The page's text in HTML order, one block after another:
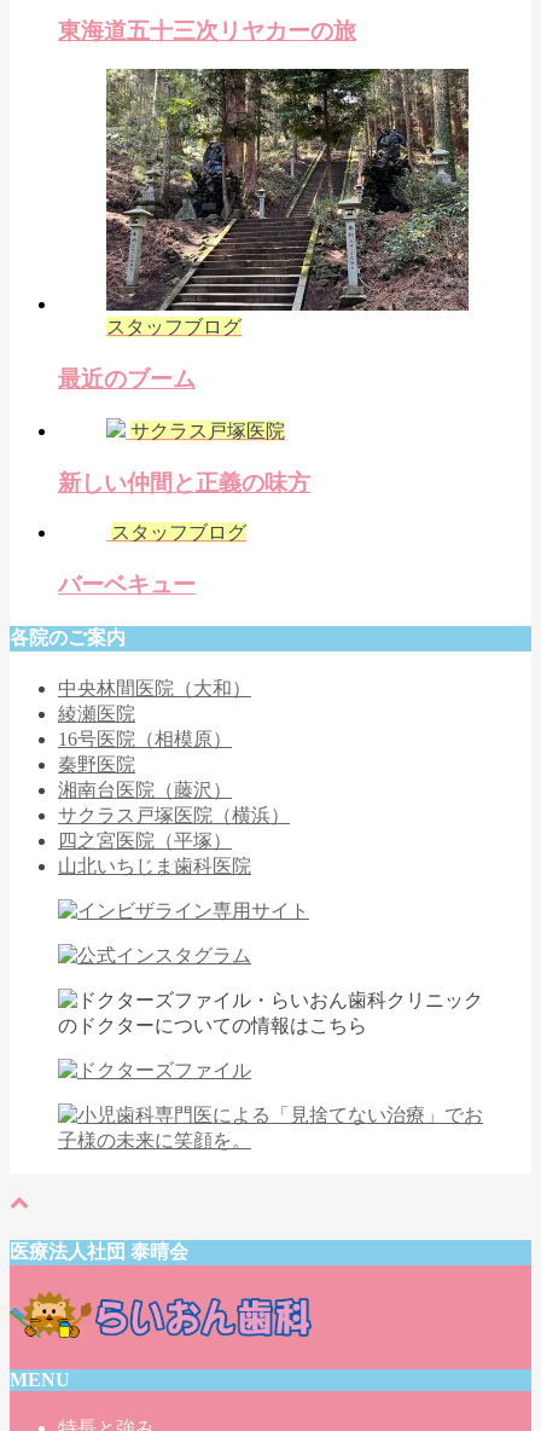
東海道五十三次リヤカーの旅
スタッフブログ
最近のブーム
サクラス戸塚医院
新しい仲間と正義の味方
スタッフブログ
バーベキュー
各院のご案内
中央林間医院（大和）
綾瀬医院
16号医院（相模原）
秦野医院
湘南台医院（藤沢）
サクラス戸塚医院（横浜）
四之宮医院（平塚）
山北いちじま歯科医院
医療法人社団 泰晴会
MENU